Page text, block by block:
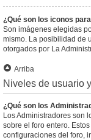
¿Qué son los iconos
Son imágenes elegidas
mismo. La posibilidad de
otorgados por La
Arriba
Niveles de usuario
¿Qué son los
Los Administradores son
sobre el foro entero.
configuraciones del foro,